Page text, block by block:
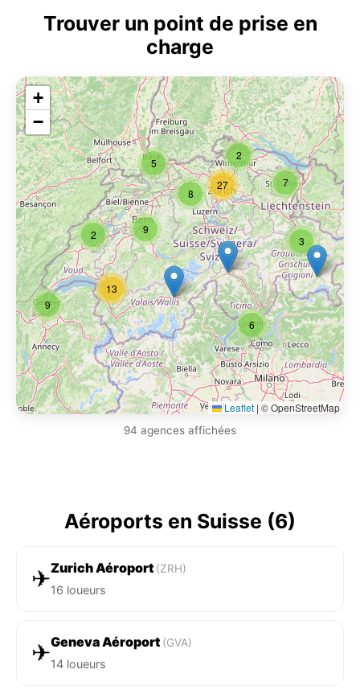
Trouver un point de prise en
charge
2
9
13
6
2
3
7
8
9
5
27
+
−
Leaflet |© OpenStreetMap
94 agences affichées
Aéroports en Suisse (6)
✈Zurich Aéroport (ZRH)
16 loueurs
✈Geneva Aéroport (GVA)
14 loueurs